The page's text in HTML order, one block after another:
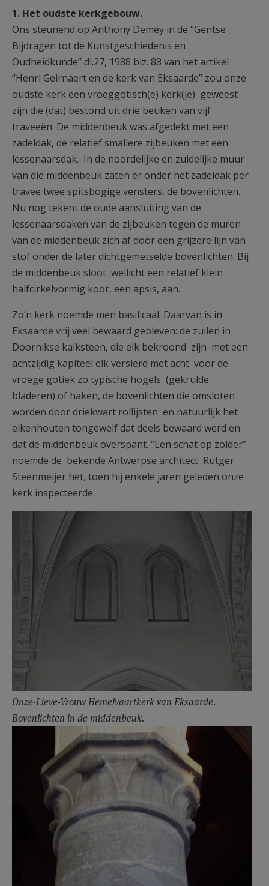
1. Het oudste kerkgebouw.
Ons steunend op Anthony Demey in de “Gentse
Bijdragen tot de Kunstgeschiedenis en
Oudheidkunde” dl.27, 1988 blz. 88 van het artikel
“Henri Geirnaert en de kerk van Eksaarde” zou onze
oudste kerk een vroeggotisch(e) kerk(je) geweest
zijn die (dat) bestond uit drie beuken van vijf
traveeën. De middenbeuk was afgedekt met een
zadeldak, de relatief smallere zijbeuken met een
lessenaarsdak. In de noordelijke en zuidelijke muur
van die middenbeuk zaten er onder het zadeldak per
travee twee spitsbogige vensters, de bovenlichten.
Nu nog tekent de oude aansluiting van de
lessenaarsdaken van de zijbeuken tegen de muren
van de middenbeuk zich af door een grijzere lijn van
stof onder de later dichtgemetselde bovenlichten. Bij
de middenbeuk sloot wellicht een relatief klein
halfcirkelvormig koor, een apsis, aan.
Zo’n kerk noemde men basilicaal. Daarvan is in
Eksaarde vrij veel bewaard gebleven: de zuilen in
Doornikse kalksteen, die elk bekroond zijn met een
achtzijdig kapiteel elk versierd met acht voor de
vroege gotiek zo typische hogels (gekrulde
bladeren) of haken, de bovenlichten die omsloten
worden door driekwart rollijsten en natuurlijk het
eikenhouten tongewelf dat deels bewaard werd en
dat de middenbeuk overspant. “Een schat op zolder”
noemde de bekende Antwerpse architect Rutger
Steenmeijer het, toen hij enkele jaren geleden onze
kerk inspecteerde.
Onze-Lieve-Vrouw Hemelvaartkerk van Eksaarde.
Bovenlichten in de middenbeuk.